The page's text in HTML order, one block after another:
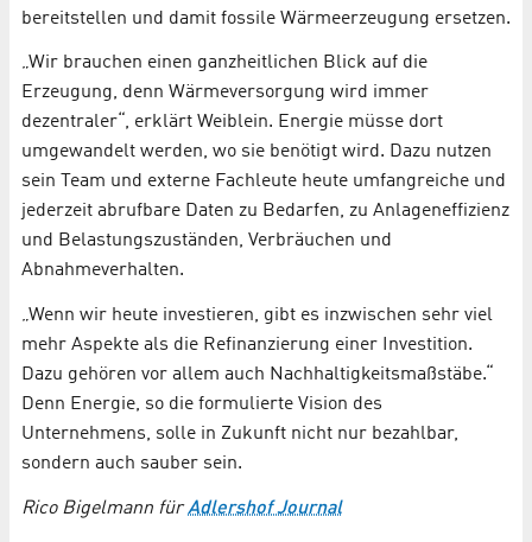
bereitstellen und damit fossile Wärmeerzeugung ersetzen.
„Wir brauchen einen ganzheitlichen Blick auf die
Erzeugung, denn Wärmeversorgung wird immer
dezentraler“, erklärt Weiblein. Energie müsse dort
umgewandelt werden, wo sie benötigt wird. Dazu nutzen
sein Team und externe Fachleute heute umfangreiche und
jederzeit abrufbare Daten zu Bedarfen, zu Anlageneffizienz
und Belastungszuständen, Verbräuchen und
Abnahmeverhalten.
„Wenn wir heute investieren, gibt es inzwischen sehr viel
mehr Aspekte als die Refinanzierung einer Investition.
Dazu gehören vor allem auch Nachhaltigkeitsmaßstäbe.“
Denn Energie, so die formulierte Vision des
Unternehmens, solle in Zukunft nicht nur bezahlbar,
sondern auch sauber sein.
Rico Bigelmann fürAdlershof Journal